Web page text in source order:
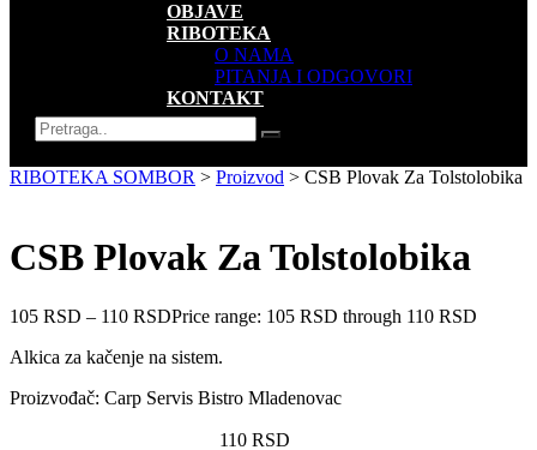
OBJAVE
RIBOTEKA
O NAMA
PITANJA I ODGOVORI
KONTAKT
RIBOTEKA SOMBOR > Proizvod > CSB Plovak Za Tolstolobika
CSB Plovak Za Tolstolobika
105 RSD – 110 RSDPrice range: 105 RSD through 110 RSD
Alkica za kačenje na sistem.
Proizvođač: Carp Servis Bistro Mladenovac
110 RSD